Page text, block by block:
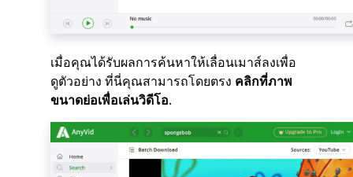
เมื่อคุณได้รับผลการค้นหาให้เลื่อนเมาส์ลงเพื่อ
ดูตัวอย่าง ที่นี่คุณสามารถโดยตรง คลิกที่ภาพ
ขนาดย่อเพื่อเล่นวิดีโอ.